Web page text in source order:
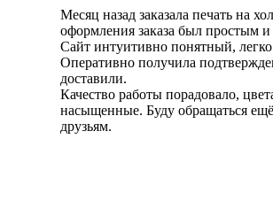
Месяц назад заказала печать на
оформления заказа был простым
Сайт интуитивно понятный, легко
Оперативно получила
доставили.
Качество работы порадовало,
насыщенные. Буду обращаться
друзьям.